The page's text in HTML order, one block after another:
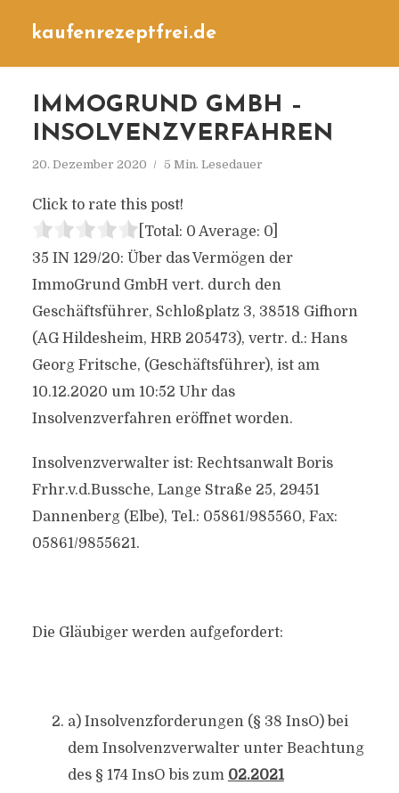
kaufenrezeptfrei.de
IMMOGRUND GMBH –
INSOLVENZVERFAHREN
20. Dezember 2020 5 Min. Lesedauer
Click to rate this post!
[Total: 0 Average: 0]
35 IN 129/20: Über das Vermögen der
ImmoGrund GmbH vert. durch den
Geschäftsführer, Schloßplatz 3, 38518 Gifhorn
(AG Hildesheim, HRB 205473), vertr. d.: Hans
Georg Fritsche, (Geschäftsführer), ist am
10.12.2020 um 10:52 Uhr das
Insolvenzverfahren eröffnet worden.
Insolvenzverwalter ist: Rechtsanwalt Boris
Frhr.v.d.Bussche, Lange Straße 25, 29451
Dannenberg (Elbe), Tel.: 05861/985560, Fax:
05861/9855621.
Die Gläubiger werden aufgefordert:
a) Insolvenzforderungen (§ 38 InsO) bei
dem Insolvenzverwalter unter Beachtung
des § 174 InsO bis zum 02.2021